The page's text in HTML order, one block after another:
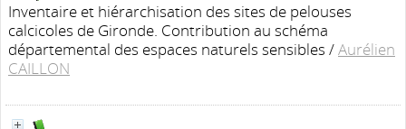
Inventaire et hiérarchisation des sites de pelouses
calcicoles de Gironde. Contribution au schéma
départemental des espaces naturels sensibles /Aurélien
CAILLON